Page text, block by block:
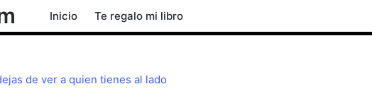
Inicio Te regalo mi libro